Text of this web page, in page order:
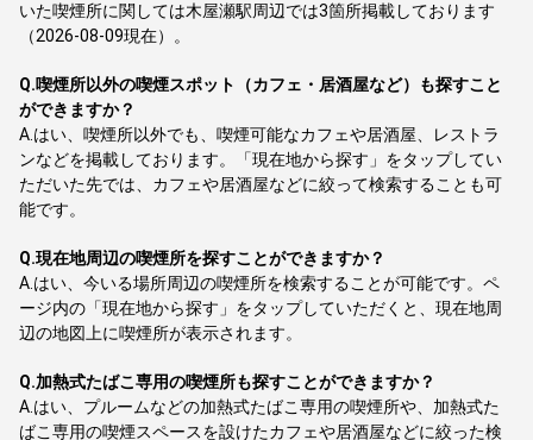
いた喫煙所に関しては木屋瀬駅周辺では3箇所掲載しております
（2026-08-09現在）。
Q.喫煙所以外の喫煙スポット（カフェ・居酒屋など）も探すこと
ができますか？
A. はい、喫煙所以外でも、喫煙可能なカフェや居酒屋、レストラ
ンなどを掲載しております。「現在地から探す」をタップしてい
ただいた先では、カフェや居酒屋などに絞って検索することも可
能です。
Q.現在地周辺の喫煙所を探すことができますか？
A. はい、今いる場所周辺の喫煙所を検索することが可能です。ペ
ージ内の「現在地から探す」をタップしていただくと、現在地周
辺の地図上に喫煙所が表示されます。
Q.加熱式たばこ専用の喫煙所も探すことができますか？
A. はい、プルームなどの加熱式たばこ専用の喫煙所や、加熱式た
ばこ専用の喫煙スペースを設けたカフェや居酒屋などに絞った検